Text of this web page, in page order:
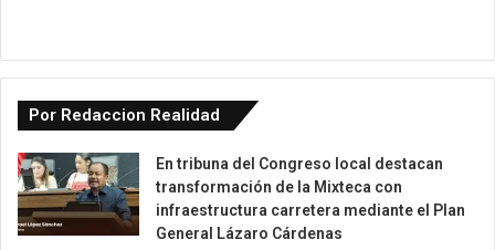
Por Redaccion Realidad
En tribuna del Congreso local destacan
transformación de la Mixteca con
infraestructura carretera mediante el Plan
General Lázaro Cárdenas